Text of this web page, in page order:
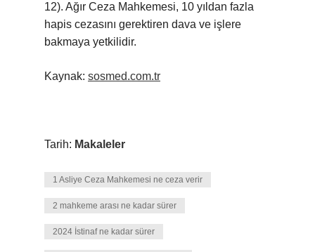
12). Ağır Ceza Mahkemesi, 10 yıldan fazla
hapis cezasını gerektiren dava ve işlere
bakmaya yetkilidir.
Kaynak: sosmed.com.tr
Tarih: Makaleler
1 Asliye Ceza Mahkemesi ne ceza verir
2 mahkeme arası ne kadar sürer
2024 İstinaf ne kadar sürer